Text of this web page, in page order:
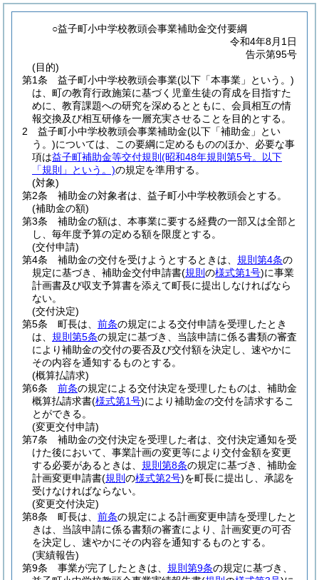
○益子町小中学校教頭会事業補助金交付要綱
令和4年8月1日
告示第95号
(目的)
第1条
益子町小中学校教頭会事業(以下「本事業」という。)
は、町の教育行政施策に基づく児童生徒の育成を目指すた
めに、教育課題への研究を深めるとともに、会員相互の情
報交換及び相互研修を一層充実させることを目的とする。
2
益子町小中学校教頭会事業補助金(以下「補助金」とい
う。)については、この要綱に定めるもののほか、必要な事
項は益子町補助金等交付規則 (昭和48年規則第5号。以下
「規則」という。)の規定を準用する。
(対象)
第2条
補助金の対象者は、益子町小中学校教頭会とする。
(補助金の額)
第3条
補助金の額は、本事業に要する経費の一部又は全部と
し、毎年度予算の定める額を限度とする。
(交付申請)
第4条
補助金の交付を受けようとするときは、 規則第4条の
規定に基づき、補助金交付申請書(規則 の様式第1号)に事業
計画書及び収支予算書を添えて町長に提出しなければなら
ない。
(交付決定)
第5条
町長は、 前条の規定による交付申請を受理したとき
は、 規則第5条の規定に基づき、当該申請に係る書類の審査
により補助金の交付の要否及び交付額を決定し、速やかに
その内容を通知するものとする。
(概算払請求)
第6条
前条の規定による交付決定を受理したものは、補助金
概算払請求書(様式第1号)により補助金の交付を請求するこ
とができる。
(変更交付申請)
第7条
補助金の交付決定を受理した者は、交付決定通知を受
けた後において、事業計画の変更等により交付金額を変更
する必要があるときは、 規則第8条の規定に基づき、補助金
計画変更申請書(規則 の様式第2号)を町長に提出し、承認を
受けなければならない。
(変更交付決定)
第8条
町長は、 前条の規定による計画変更申請を受理したと
きは、当該申請に係る書類の審査により、計画変更の可否
を決定し、速やかにその内容を通知するものとする。
(実績報告)
第9条
事業が完了したときは、 規則第9条の規定に基づき、